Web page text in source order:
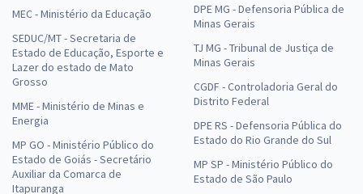
MEC - Ministério da Educação
SEDUC/MT - Secretaria de
Estado de Educação, Esporte e
Lazer do estado de Mato
Grosso
MME - Ministério de Minas e
Energia
MP GO - Ministério Público do
Estado de Goiás - Secretário
Auxiliar da Comarca de
Itapuranga
DPE MG - Defensoria Pública de
Minas Gerais
TJ MG - Tribunal de Justiça de
Minas Gerais
CGDF - Controladoria Geral do
Distrito Federal
DPE RS - Defensoria Pública do
Estado do Rio Grande do Sul
MP SP - Ministério Público do
Estado de São Paulo